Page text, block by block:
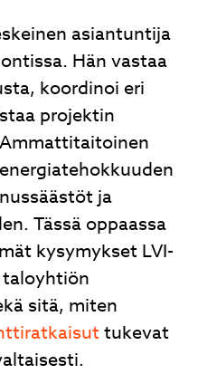
asiantuntija
Hän vastaa
koordinoi eri
projektin
ja
Tässä oppaassa
kysymykset LVI-
sitä, miten
tukevat
tarjous, nopea
asennus. Hyvät